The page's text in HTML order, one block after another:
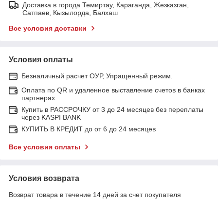
Доставка в города Темиртау, Караганда, Жезказган,
Сатпаев, Кызылорда, Балхаш
Все условия доставки
Условия оплаты
Безналичный расчет ОУР, Упращенный режим.
Оплата по QR и удаленное выставление счетов в банках
партнерах
Купить в РАССРОЧКУ от 3 до 24 месяцев без переплаты
через KASPI BANK
КУПИТЬ В КРЕДИТ до от 6 до 24 месяцев
Все условия оплаты
Условия возврата
Возврат товара в течение 14 дней за счет покупателя